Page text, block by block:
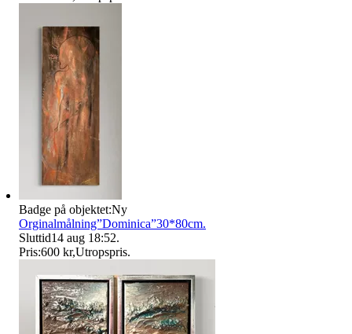
Badge på objektet:Ny
Orginalmålning”Dominica”30*80cm.
Sluttid14 aug 18:52.
Pris:600 kr,Utropspris.